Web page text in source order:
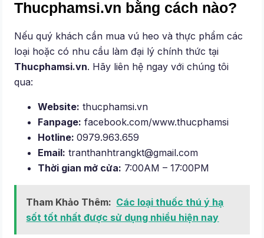
Thucphamsi.vn bằng cách nào?
Nếu quý khách cần mua vú heo và thực phẩm các
loại hoặc có nhu cầu làm đại lý chính thức tại
Thucphamsi.vn. Hãy liên hệ ngay với chúng tôi
qua:
Website: thucphamsi.vn
Fanpage: facebook.com/www.thucphamsi
Hotline:0979.963.659
Email: tranthanhtrangkt@gmail.com
Thời gian mở cửa: 7:00AM – 17:00PM
Tham Khảo Thêm: Các loại thuốc thú ý hạ
sốt tốt nhất được sử dụng nhiều hiện nay